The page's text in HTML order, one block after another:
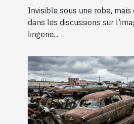
lingerie gainante ?
Invisible sous une robe,
dans les discussions sur
lingerie...